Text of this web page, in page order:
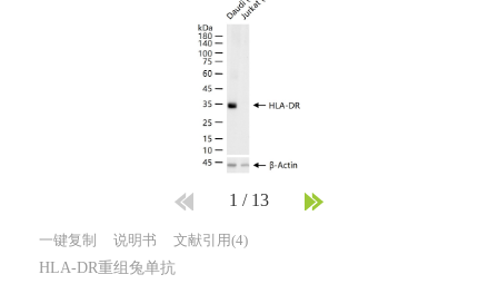
1 / 13
一键复制 说明书 文献引用(4)
HLA-DR重组兔单抗